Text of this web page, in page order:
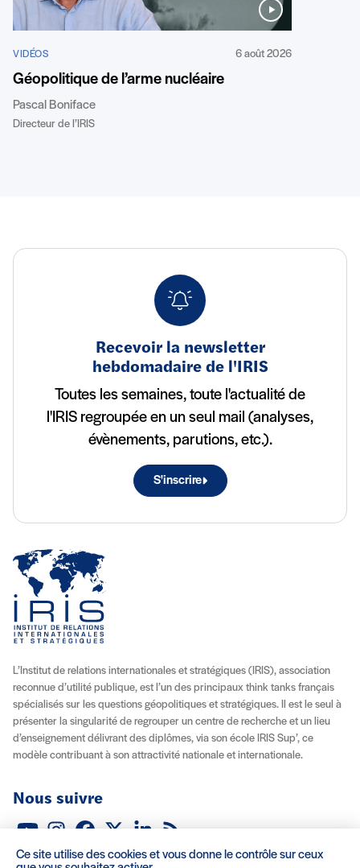
VIDÉOS 6 août 2026
Géopolitique de l’arme nucléaire
Pascal Boniface
Directeur de l’IRIS
Recevoir la newsletter
hebdomadaire de l'IRIS
Toutes les semaines, toute l'actualité de
l'IRIS regroupée en un seul mail (analyses,
évènements, parutions, etc.).
S'inscrire
L’Institut de relations internationales et stratégiques (IRIS), association
reconnue d’utilité publique, est l’un des principaux think tanks français
spécialisés sur les questions géopolitiques et stratégiques. Il est le seul à
présenter la singularité de regrouper un centre de recherche et un lieu
d’enseignement délivrant des diplômes, via son école IRIS Sup’, ce
modèle contribuant à son attractivité nationale et internationale.
Nous suivre
À propos
Recrutement Locations Contact
Ce site utilise des cookies et vous donne le contrôle sur ceux